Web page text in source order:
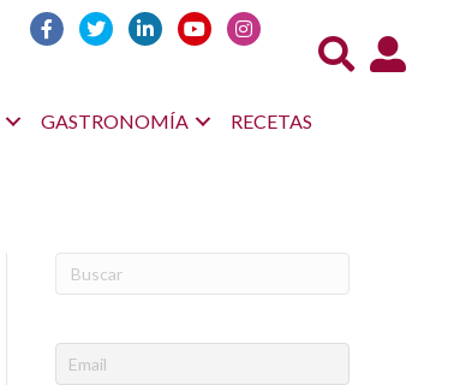
Acceso
GASTRONOMÍA
RECETAS